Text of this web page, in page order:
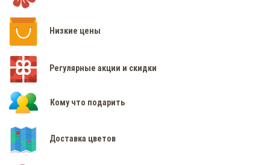
Низкие цены
Регулярные акции и скидки
Кому что подарить
Доставка цветов